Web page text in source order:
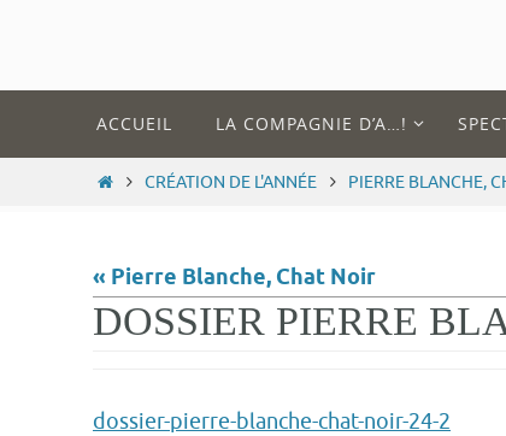
le
ACCUEIL LA COMPAGNIE D’A…!
HOMECRÉATION DE L'ANNÉE PIERRE BLANCHE,
« Pierre Blanche, Chat Noir
DOSSIER PIERRE
dossier-pierre-blanche-chat-noir-24-2